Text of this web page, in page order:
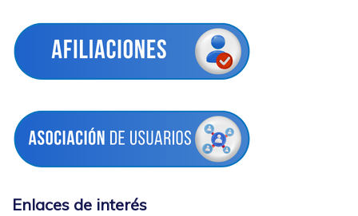
Enlaces de interés